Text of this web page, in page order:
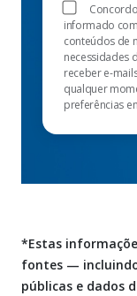
informado
conteúdos de
necessidades
receber e-
qualquer
preferências
*Estas
fontes —
públicas e dados